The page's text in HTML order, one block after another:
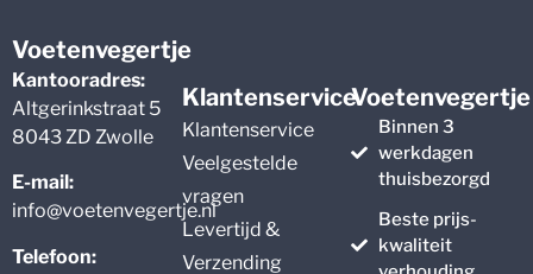
Voetenvegertje
Kantooradres:
Altgerinkstraat 5
8043 ZD Zwolle
E-mail:
info@voetenvegertje.nl
Telefoon:
Klantenservice
Klantenservice
Veelgestelde
vragen
Levertijd &
Verzending
Voetenvegertje
Binnen 3
werkdagen
thuisbezorgd
Beste prijs-
kwaliteit